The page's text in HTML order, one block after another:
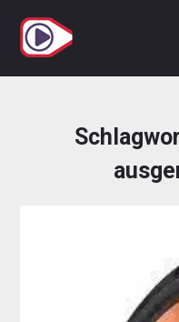
Inhalt
springen